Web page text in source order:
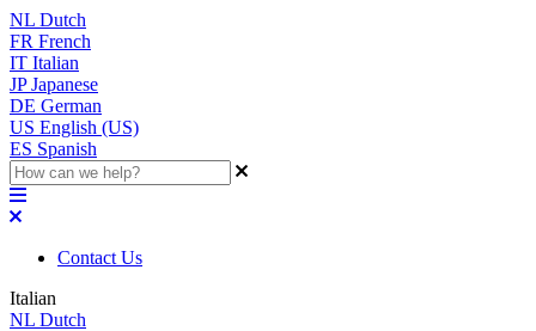
NL Dutch
FR French
IT Italian
JP Japanese
DE German
US English (US)
ES Spanish
Contact Us
Italian
NL Dutch